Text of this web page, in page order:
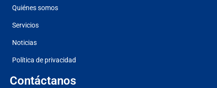
Quiénes somos
Servicios
Noticias
Política de privacidad
Contáctanos